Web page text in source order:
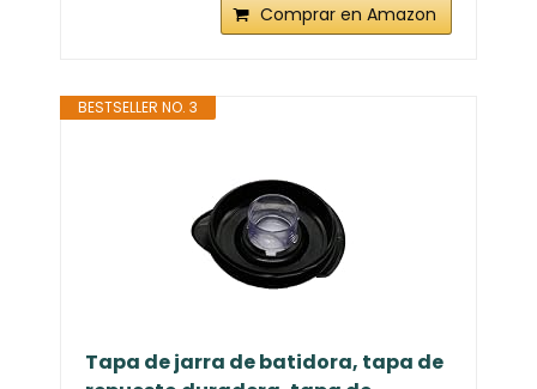
Comprar en Amazon
BESTSELLER NO. 3
Tapa de jarra de batidora, tapa de